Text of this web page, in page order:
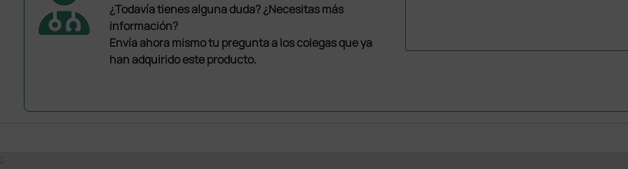
¿Todavía tienes alguna duda? ¿Necesitas más
información?
Envía ahora mismo tu pregunta a los colegas que ya
han adquirido este producto.
;